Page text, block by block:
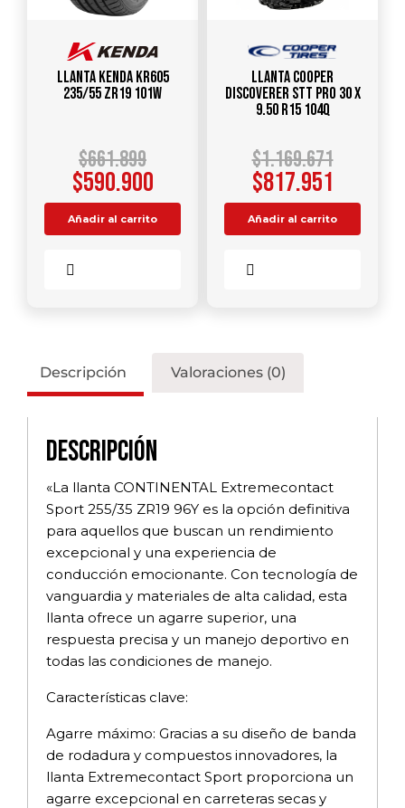
Llanta KENDA KR605
235/55 ZR19 101W
$661.899
$590.900
Añadir al carrito
Llanta COOPER
DISCOVERER STT PRO 30 X
9.50 R15 104Q
$1.169.671
$817.951
Añadir al carrito
Descripción Valoraciones (0)
Descripción
«La llanta CONTINENTAL Extremecontact
Sport 255/35 ZR19 96Y es la opción definitiva
para aquellos que buscan un rendimiento
excepcional y una experiencia de
conducción emocionante. Con tecnología de
vanguardia y materiales de alta calidad, esta
llanta ofrece un agarre superior, una
respuesta precisa y un manejo deportivo en
todas las condiciones de manejo.
Características clave:
Agarre máximo: Gracias a su diseño de banda
de rodadura y compuestos innovadores, la
llanta Extremecontact Sport proporciona un
agarre excepcional en carreteras secas y